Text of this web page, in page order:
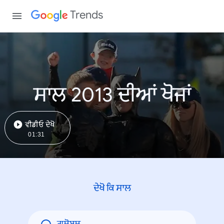
Trends
ਸਾਲ 2013 ਦੀਆਂ ਖੋਜਾਂ
ਵੀਡੀਓ ਦੇਖੋ
01:31
ਦੇਖੋ ਕਿ ਸਾਲ